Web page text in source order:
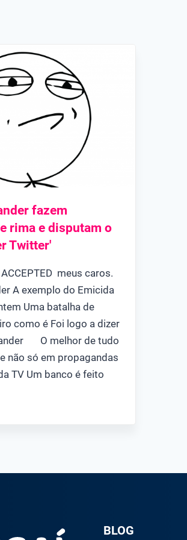
fazem
rima e disputam o
Twitter'
ACCEPTED meus caros.
A exemplo do Emicida
Uma batalha de
como é Foi logo a dizer
O melhor de tudo
não só em propagandas
TV Um banco é feito
BLOG